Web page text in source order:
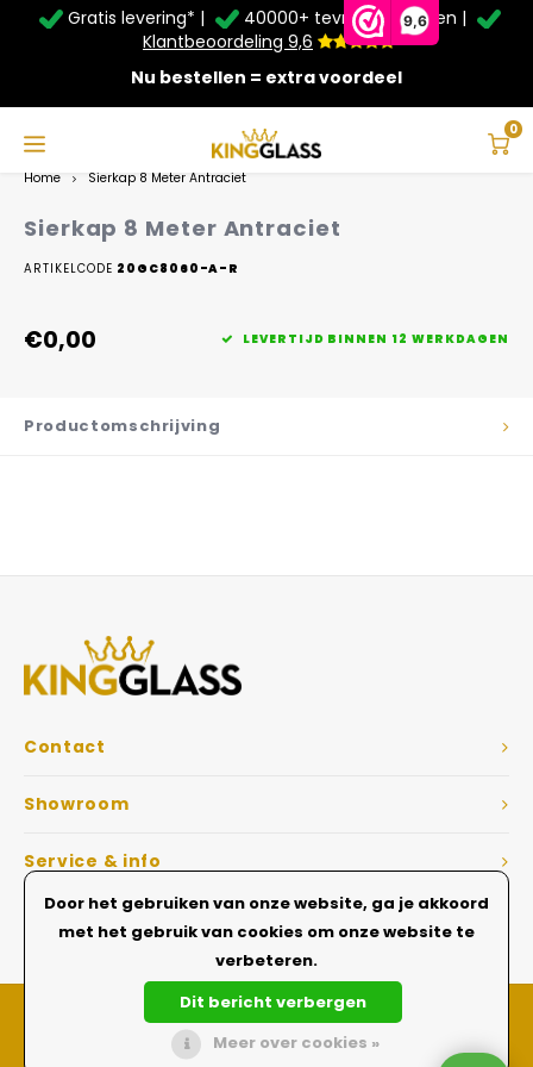
9,6
Service & Contact
Betaalmethoden
Taal
Nederlands
Gratis levering* |
40000+ tevreden klanten |
Klantbeoordeling 9,6
Nu bestellen = extra voordeel
0
Zomer Deals: Tot 20% kortingop schuifwanden en
veranda's +€20extra kassa korting*
Home Sierkap 8 Meter Antraciet
Sierkap 8 Meter Antraciet
ARTIKELCODE 20GC8060-A-R
€0,00 LEVERTIJD BINNEN 12 WERKDAGEN
Productomschrijving
Contact
Showroom
Service & info
Dé Glazen wanden specialist
Door het gebruiken van onze website, ga je akkoord
met het gebruik van cookies om onze website te
verbeteren.
Dit bericht verbergen
Meer over cookies »